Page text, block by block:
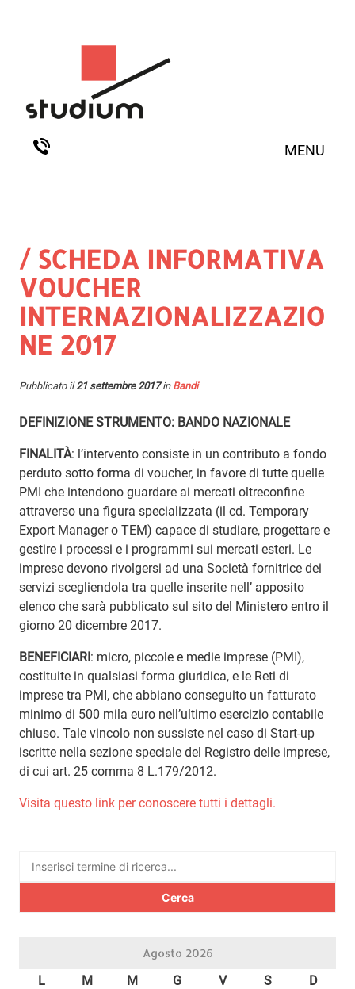
MENU
/ SCHEDA INFORMATIVA
VOUCHER
INTERNAZIONALIZZAZIO
NE 2017
Pubblicato il21 settembre 2017in Bandi
DEFINIZIONE STRUMENTO: BANDO NAZIONALE
FINALITÀ: l’intervento consiste in un contributo a fondo
perduto sotto forma di voucher, in favore di tutte quelle
PMI che intendono guardare ai mercati oltreconfine
attraverso una figura specializzata (il cd. Temporary
Export Manager o TEM) capace di studiare, progettare e
gestire i processi e i programmi sui mercati esteri. Le
imprese devono rivolgersi ad una Società fornitrice dei
servizi scegliendola tra quelle inserite nell’ apposito
elenco che sarà pubblicato sul sito del Ministero entro il
giorno 20 dicembre 2017.
BENEFICIARI: micro, piccole e medie imprese (PMI),
costituite in qualsiasi forma giuridica, e le Reti di
imprese tra PMI, che abbiano conseguito un fatturato
minimo di 500 mila euro nell’ultimo esercizio contabile
chiuso. Tale vincolo non sussiste nel caso di Start-up
iscritte nella sezione speciale del Registro delle imprese,
di cui art. 25 comma 8 L.179/2012.
Visita questo link per conoscere tutti i dettagli.
Ricerca
Agosto 2026
L M M G V S D